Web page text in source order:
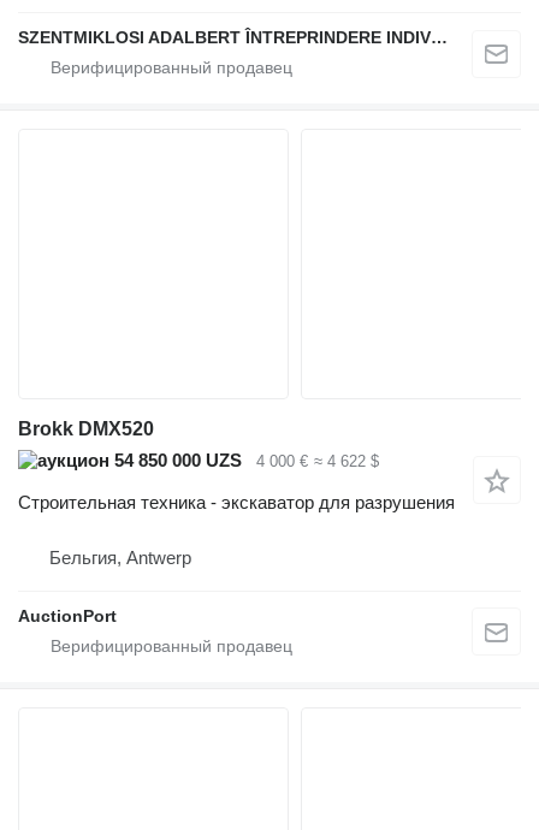
SZENTMIKLOSI ADALBERT ÎNTREPRINDERE INDIVIDUALĂ
Brokk DMX520
54 850 000 UZS
4 000 € ≈ 4 622 $
Строительная техника - экскаватор для разрушения
Бельгия, Antwerp
AuctionPort